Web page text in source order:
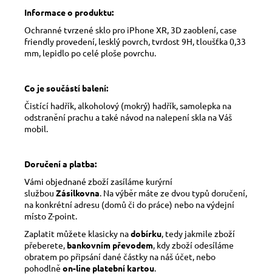
Informace o produktu:
Ochranné tvrzené sklo pro iPhone XR, 3D zaoblení, case
friendly provedení, lesklý povrch, tvrdost 9H, tloušťka 0,33
mm, lepidlo po celé ploše povrchu.
Co je součástí balení:
Čistící hadřík, alkoholový (mokrý) hadřík, samolepka na
odstranění prachu a také návod na nalepení skla na Váš
mobil.
Doručení a platba:
Vámi objednané zboží zasíláme kurýrní
službou Zásilkovna . Na výběr máte ze dvou typů doručení,
na konkrétní adresu (domů či do práce) nebo na výdejní
místo Z-point.
Zaplatit můžete klasicky nadobírku , tedy jakmile zboží
přeberete, bankovním převodem , kdy zboží odesíláme
obratem po připsání dané částky na náš účet, nebo
pohodlně on-line platební kartou